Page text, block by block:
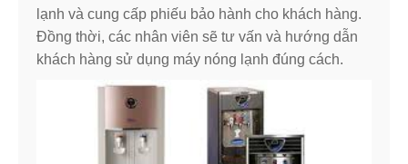
lạnh và cung cấp phiếu bảo hành cho khách hàng.
Đồng thời, các nhân viên sẽ tư vấn và hướng dẫn
khách hàng sử dụng máy nóng lạnh đúng cách.